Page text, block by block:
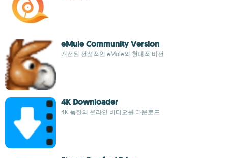
eMule Community Version
개선된 전설적인 eMule의 현대적 버전
4K Downloader
4K 품질의 온라인 비디오를 다운로드